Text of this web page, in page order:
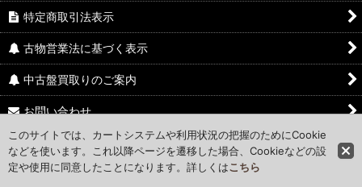
特定商取引法表示
古物営業法に基づく表示
中古盤買取りのご案内
お問い合わせ
Access Map
このサイトでは、カートシステムや利用状況の把握のためにCookie
などを使います。これ以降ページを遷移した場合、Cookieなどの設
定や使用に同意したことになります。詳しくはこちら